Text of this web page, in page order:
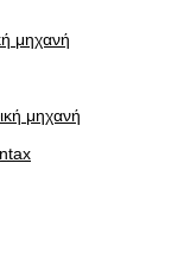
μηχανή
μηχανή